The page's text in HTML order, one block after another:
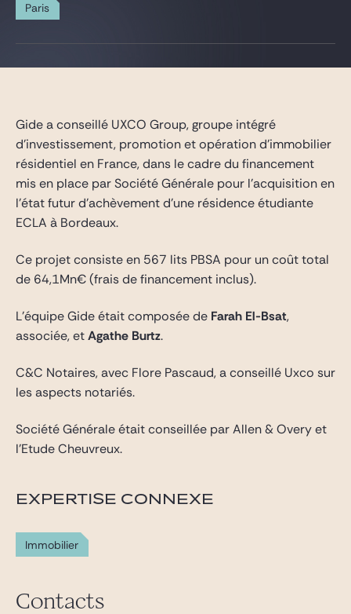
Paris
Gide a conseillé UXCO Group, groupe intégré
d’investissement, promotion et opération d’immobilier
résidentiel en France, dans le cadre du financement
mis en place par Société Générale pour l’acquisition en
l’état futur d’achèvement d’une résidence étudiante
ECLA à Bordeaux.
Ce projet consiste en 567 lits PBSA pour un coût total
de 64,1Mn€ (frais de financement inclus).
L’équipe Gide était composée de Farah El-Bsat,
associée, etAgathe Burtz.
C&C Notaires, avec Flore Pascaud, a conseillé Uxco sur
les aspects notariés.
Société Générale était conseillée par Allen & Overy et
l’Etude Cheuvreux.
EXPERTISE CONNEXE
Immobilier
Contacts